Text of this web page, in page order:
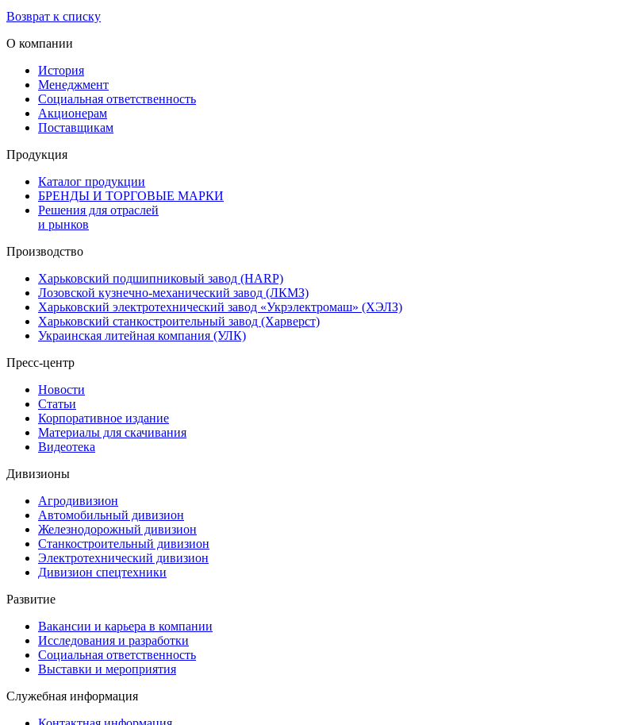
Возврат к списку
О компании
История
Менеджмент
Социальная ответственность
Акционерам
Поставщикам
Продукция
Каталог продукции
БРЕНДЫ И ТОРГОВЫЕ МАРКИ
Решения для отраслей
и рынков
Производство
Харьковский подшипниковый завод (HARP)
Лозовской кузнечно-механический завод (ЛКМЗ)
Харьковский электротехнический завод «Укрэлектромаш» (ХЭЛЗ)
Харьковский станкостроительный завод (Харверст)
Украинская литейная компания (УЛК)
Пресс-центр
Новости
Статьи
Корпоративное издание
Материалы для скачивания
Видеотека
Дивизионы
Агродивизион
Автомобильный дивизион
Железнодорожный дивизион
Станкостроительный дивизион
Электротехнический дивизион
Дивизион спецтехники
Развитие
Вакансии и карьера в компании
Исследования и разработки
Социальная ответственность
Выставки и мероприятия
Служебная информация